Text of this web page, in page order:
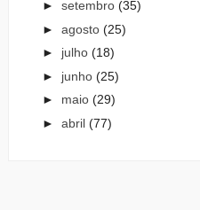
► setembro (35)
► agosto (25)
► julho (18)
► junho (25)
► maio (29)
► abril (77)